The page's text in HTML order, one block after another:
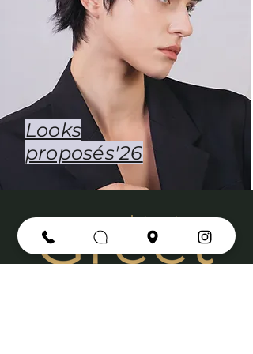
Looks
proposés'26
pro